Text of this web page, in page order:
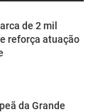
de 2 mil
reforça atuação
da Grande